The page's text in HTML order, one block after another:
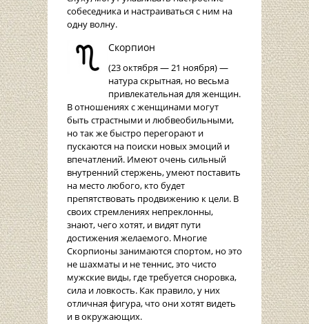
собеседника и настраиваться с ним на
одну волну.
Скорпион
(23 октября — 21 ноября) —
натура скрытная, но весьма
привлекательная для женщин.
В отношениях с женщинами могут
быть страстными и любвеобильными,
но так же быстро перегорают и
пускаются на поиски новых эмоций и
впечатлений. Имеют очень сильный
внутренний стержень, умеют поставить
на место любого, кто будет
препятствовать продвижению к цели. В
своих стремлениях непреклонны,
знают, чего хотят, и видят пути
достижения желаемого. Многие
Скорпионы занимаются спортом, но это
не шахматы и не теннис, это чисто
мужские виды, где требуется сноровка,
сила и ловкость. Как правило, у них
отличная фигура, что они хотят видеть
и в окружающих.